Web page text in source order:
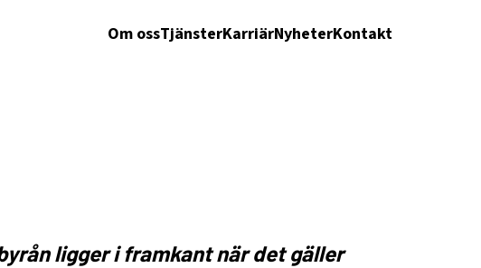
Om ossTjänsterKarriärNyheterKontakt
ligger i framkant när det gäller